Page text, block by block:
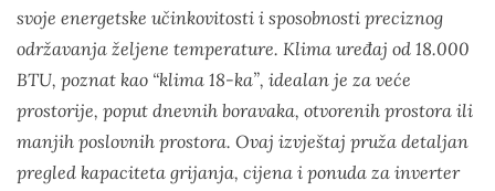
svoje energetske učinkovitosti i sposobnosti preciznog
održavanja željene temperature. Klima uređaj od 18.000
BTU, poznat kao “klima 18-ka”, idealan je za veće
prostorije, poput dnevnih boravaka, otvorenih prostora ili
manjih poslovnih prostora. Ovaj izvještaj pruža detaljan
pregled kapaciteta grijanja, cijena i ponuda za inverter